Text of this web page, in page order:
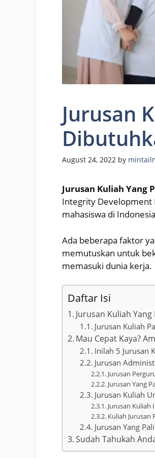
Jurusan
August 24, 2022 by
Jurusan Kuliah Yang
Integrity Development
mahasiswa di
Ada beberapa faktor
memutuskan untuk
memasuki dunia kerja.
Daftar Isi
Jurusan Kuliah
Jurusan Kuliah
Mau Cepat Kaya?
Inilah 5 Jurusan
Jurusan
Jurusan
Jurusan Yang
Jurusan Kuliah
Jurusan Kuliah
Kuliah Jurusan
Jurusan Yang
Sudah Tahukah